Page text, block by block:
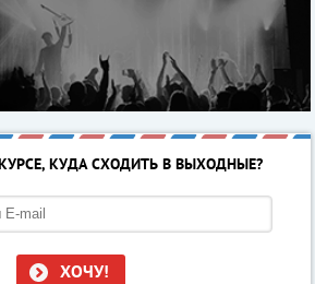
КУДА СХОДИТЬ В ВЫХОДНЫЕ?
ХОЧУ!